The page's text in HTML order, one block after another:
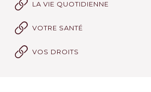
LA VIE QUOTIDIENNE
VOTRE SANTÉ
VOS DROITS